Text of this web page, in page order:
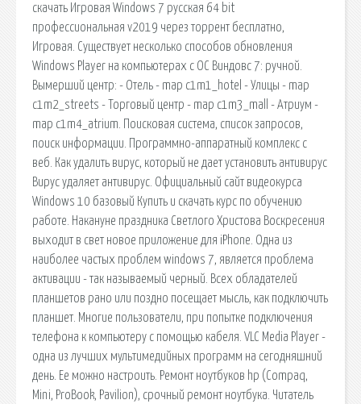
скачать Игровая Windows 7 русская 64 bit
профессиональная v2019 через торрент бесплатно,
Игровая. Существует несколько способов обновления
Windows Player на компьютерах с ОС Виндовс 7: ручной.
Вымерший центр: - Отель - map c1m1_hotel - Улицы - map
c1m2_streets - Торговый центр - map c1m3_mall - Атриум -
map c1m4_atrium. Поисковая сиcтема, список запросов,
поиск информации. Программно-аппаратный комплекс с
веб. Как удалить вирус, который не дает установить антивирус
Вирус удаляет антивирус. Официальный сайт видеокурса
Windows 10 базовый Купить и скачать курс по обучению
работе. Накануне праздника Светлого Христова Воскресения
выходит в свет новое приложение для iPhone. Одна из
наиболее частых проблем windows 7, является проблема
активации - так называемый черный. Всех обладателей
планшетов рано или поздно посещает мысль, как подключить
планшет. Многие пользователи, при попытке подключения
телефона к компьютеру с помощью кабеля. VLC Media Player -
одна из лучших мультимедийных программ на сегодняшний
день. Ее можно настроить. Ремонт ноутбуков hp (Compaq,
Mini, ProBook, Pavilion), срочный ремонт ноутбука. Читатель